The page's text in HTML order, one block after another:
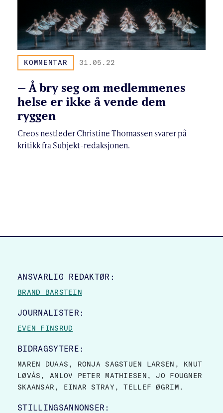
KOMMENTAR 31.05.22
– Å bry seg om medlemmenes
helse er ikke å vende dem
ryggen
Creos nestleder Christine Thomassen svarer på
kritikk fra Subjekt-redaksjonen.
SITE FOOTER
ANSVARLIG REDAKTØR:
BRAND BARSTEIN
JOURNALISTER:
EVEN FINSRUD
BIDRAGSYTERE:
MAREN DUAAS, RONJA SAGSTUEN LARSEN, KNUT
LØVÅS, ANLOV PETER MATHIESEN, JO FOUGNER
SKAANSAR, EINAR STRAY, TELLEF ØGRIM.
STILLINGSANNONSER: